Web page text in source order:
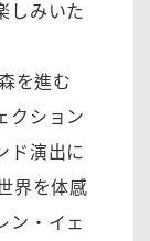
しみいた
を進む
クション
ド演出に
界を体感
ン・イェ